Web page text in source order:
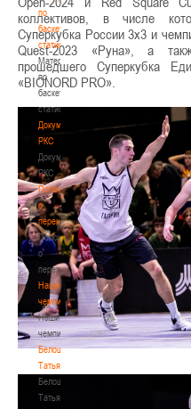
по
баскетбольной
статистике
Материалы
по
баскетбольной
статистике
Документы
РКС
Документы
РКС
Положение
о
переходах
Положение
о
переходах
Наши
чемпионы
Наши
чемпионы
Белошапко
Татьяна
Белошапко
Татьяна
коллективов, в числе
Суперкубка России 3х3 и
Quest-2023 «Руна», а
прошедшего Суперкубка
«BIONORD PRO».